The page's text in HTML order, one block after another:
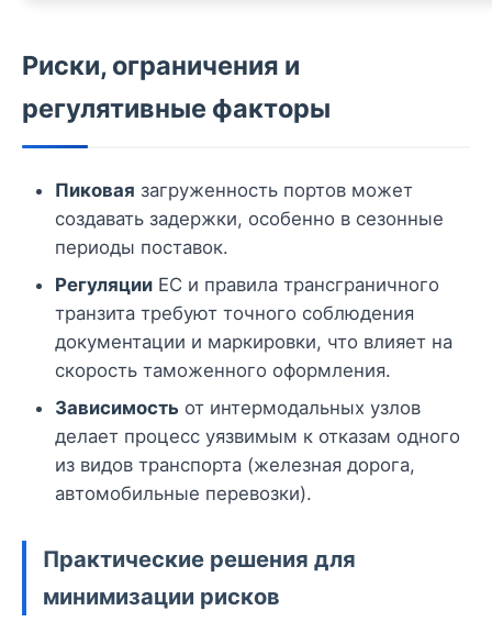
Риски, ограничения и
регулятивные факторы
Пиковая загруженность портов может
создавать задержки, особенно в сезонные
периоды поставок.
Регуляции ЕС и правила трансграничного
транзита требуют точного соблюдения
документации и маркировки, что влияет на
скорость таможенного оформления.
Зависимость от интермодальных узлов
делает процесс уязвимым к отказам одного
из видов транспорта (железная дорога,
автомобильные перевозки).
Практические решения для
минимизации рисков